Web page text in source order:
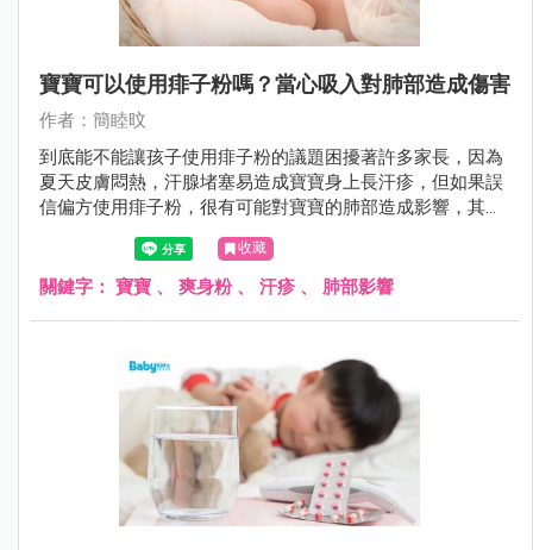
寶寶可以使用痱子粉嗎？當心吸入對肺部造成傷害
作者：簡睦旼
到底能不能讓孩子使用痱子粉的議題困擾著許多家長，因為
夏天皮膚悶熱，汗腺堵塞易造成寶寶身上長汗疹，但如果誤
信偏方使用痱子粉，很有可能對寶寶的肺部造成影響，其實
只要穿著純棉、寬鬆、透氣衣物，讓皮膚保持乾爽，就能降
低長痱子的機率。
收藏
關鍵字： 寶寶 、 爽身粉、 汗疹 、 肺部影響